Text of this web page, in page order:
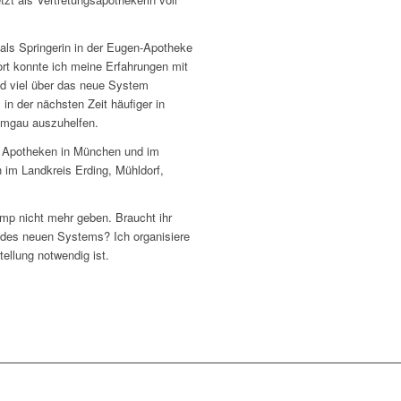
Springerin in der Eugen-Apotheke
konnte ich meine Erfahrungen mit
viel über das neue System
der nächsten Zeit häufiger in
auszuhelfen.
in München und im
Landkreis Erding, Mühldorf,
nicht mehr geben. Braucht ihr
neuen Systems? Ich organisiere
notwendig ist.